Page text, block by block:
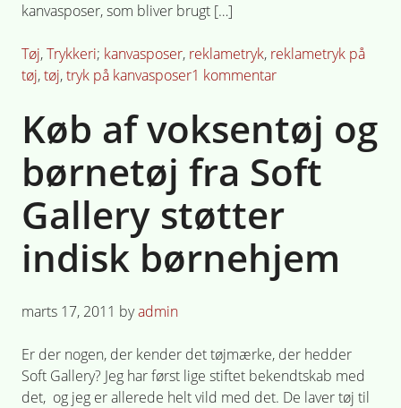
kanvasposer, som bliver brugt […]
Posted
in
Tøj,Trykkeri Tagged
kanvasposer, reklametryk, reklametryk på
tøj,tøj,tryk på kanvasposer1 kommentartil
på
tøj
tryk
kanvasposer
Køb af voksentøj og
børnetøj fra Soft
Gallery støtter
indisk børnehjem
Posted
marts 17, 2011 byadmin
Er der nogen, der kender det tøjmærke, der hedder
Soft Gallery? Jeg har først lige stiftet bekendtskab med
det, og jeg er allerede helt vild med det. De laver tøj til